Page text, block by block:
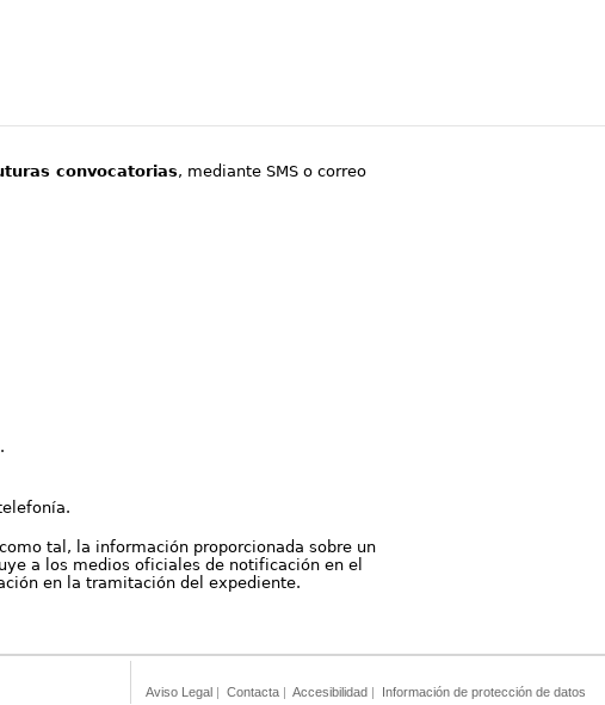
convocatorias, mediante SMS o correo
tal, la información proporcionada sobre un
a los medios oficiales de notificación en el
en la tramitación del expediente.
Aviso Legal | Contacta | Accesibilidad | Información de protección de datos